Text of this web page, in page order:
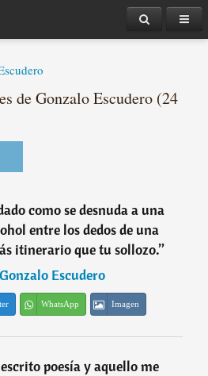
de Gonzalo Escudero (24
como se desnuda a una
entre los dedos de una
itinerario que tu sollozo.”
Gonzalo Escudero
WhatsApp Imagen
poesía y aquello me